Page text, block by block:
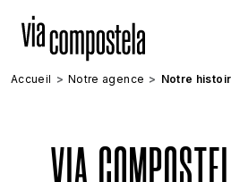
Accueil Notre agence Notre